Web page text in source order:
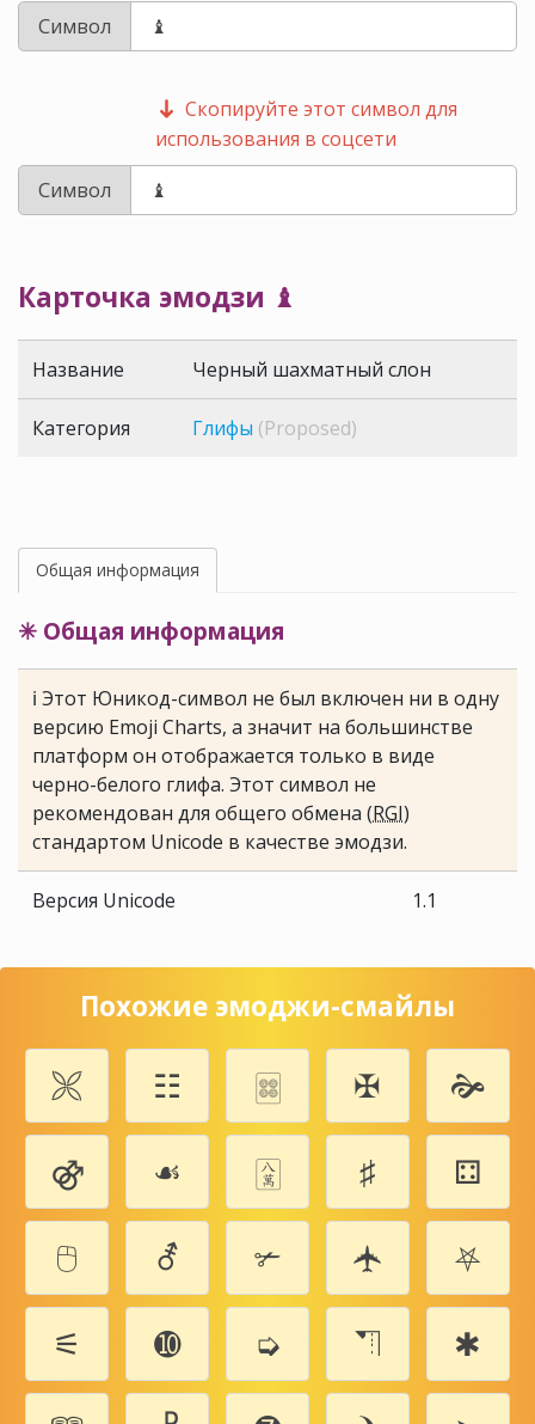
Символ
Скопируйте этот символ для
использования в соцсети
Символ
Карточка эмодзи ♝
Название Черный шахматный слон
Категория Глифы (Proposed)
Общая информация
✳ Общая информация
ℹ Этот Юникод-символ не был включен ни в одну
версию Emoji Charts, а значит на большинстве
платформ он отображается только в виде
черно-белого глифа. Этот символ не
рекомендован для общего обмена (RGI)
стандартом Unicode в качестве эмодзи.
Версия Unicode 1.1
Похожие эмоджи-смайлы
🙪 ☷ 🀜 ✠
🙞
⚣
☙ 🀎 ♯
⚃
🖰
⚦ ✃ 🛧
⛧
⚟
➓ ➭ ⛠
✱